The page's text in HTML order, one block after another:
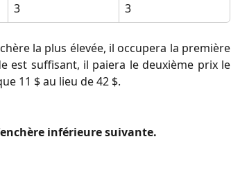
3 3
la plus élevée, il occupera la première
est suffisant, il paiera le deuxième prix le
11 $ au lieu de 42 $.
inférieure suivante.